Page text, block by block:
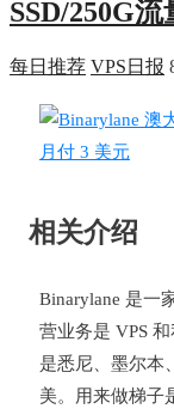
SSD/250G
每日推荐 VPS日报
相关介绍
Binarylane 是一
营业务是 VPS
是悉尼、墨尔本
美。用来做梯子